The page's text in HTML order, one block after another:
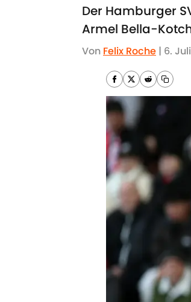
Der Hamburger
Armel Bella-
Von Felix Roche | 6.